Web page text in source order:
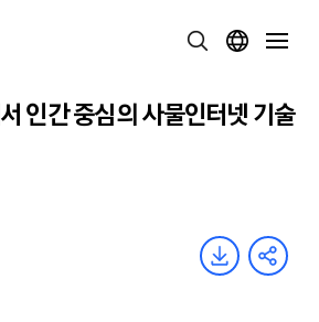
인간 중심의 사물인터넷 기술